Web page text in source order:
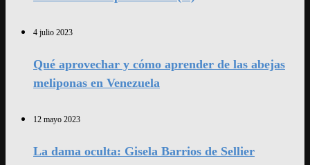
4 julio 2023
Qué aprovechar y cómo aprender de las abejas
meliponas en Venezuela
12 mayo 2023
La dama oculta: Gisela Barrios de Sellier